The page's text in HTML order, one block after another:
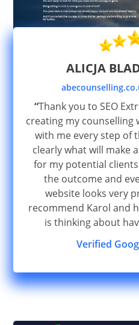
ALICJA
“Thank you to SEO
creating my counselling
with me every step of
clearly what will make
for my potential
the outcome and
website looks very
recommend Karol and
is thinking about
Verified